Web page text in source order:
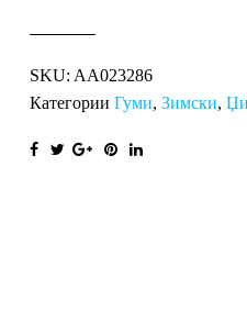
SKU: AA023286
Категории Гуми, Зимски,